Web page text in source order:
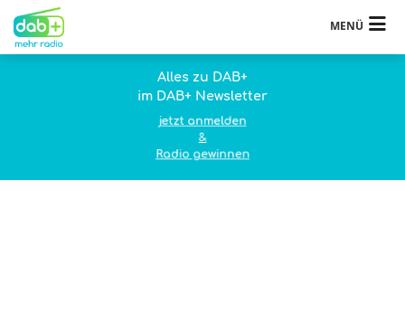
MENÜ
Alles zu DAB+
im DAB+ Newsletter
jetzt anmelden
&
Radio gewinnen